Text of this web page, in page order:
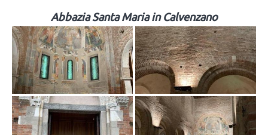
Abbazia Santa Maria in Calvenzano